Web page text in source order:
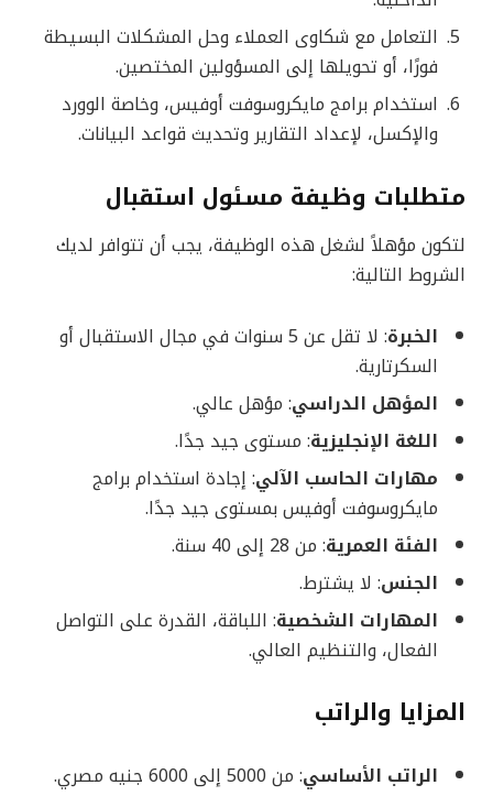
التعامل مع شكاوى العملاء وحل المشكلات البسيطة
فورًا، أو تحويلها إلى المسؤولين المختصين.
استخدام برامج مايكروسوفت أوفيس، وخاصة الوورد
والإكسل، لإعداد التقارير وتحديث قواعد البيانات.
متطلبات وظيفة مسئول استقبال
لتكون مؤهلاً لشغل هذه الوظيفة، يجب أن تتوافر لديك
الشروط التالية:
الخبرة
: لا تقل عن 5 سنوات في مجال الاستقبال أو
السكرتارية.
المؤهل الدراسي: مؤهل عالي.
اللغة الإنجليزية: مستوى جيد جدًا.
مهارات الحاسب الآلي: إجادة استخدام برامج
مايكروسوفت أوفيس بمستوى جيد جدًا.
الفئة العمرية: من 28 إلى 40 سنة.
الجنس: لا يشترط.
المهارات الشخصية: اللباقة، القدرة على التواصل
الفعال، والتنظيم العالي.
المزايا والراتب
الراتب الأساسي: من 5000 إلى 6000 جنيه مصري.